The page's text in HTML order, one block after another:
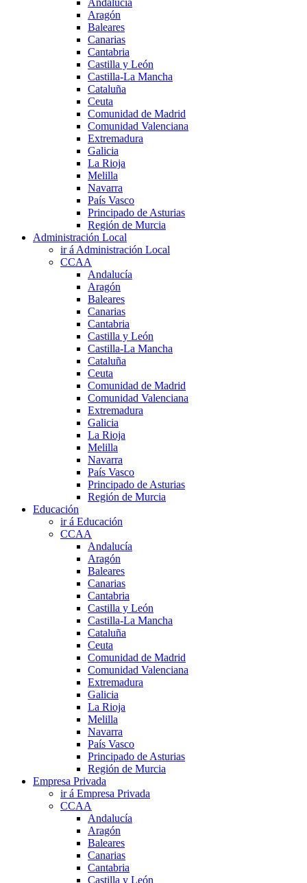
Aragón
Baleares
Canarias
Cantabria
Castilla y León
Castilla-La Mancha
Cataluña
Ceuta
Comunidad de Madrid
Comunidad Valenciana
Extremadura
Galicia
La Rioja
Melilla
Navarra
País Vasco
Principado de Asturias
Región de Murcia
Administración Local
ir á Administración Local
CCAA
Andalucía
Aragón
Baleares
Canarias
Cantabria
Castilla y León
Castilla-La Mancha
Cataluña
Ceuta
Comunidad de Madrid
Comunidad Valenciana
Extremadura
Galicia
La Rioja
Melilla
Navarra
País Vasco
Principado de Asturias
Región de Murcia
Educación
ir á Educación
CCAA
Andalucía
Aragón
Baleares
Canarias
Cantabria
Castilla y León
Castilla-La Mancha
Cataluña
Ceuta
Comunidad de Madrid
Comunidad Valenciana
Extremadura
Galicia
La Rioja
Melilla
Navarra
País Vasco
Principado de Asturias
Región de Murcia
Empresa Privada
ir á Empresa Privada
CCAA
Andalucía
Aragón
Baleares
Canarias
Cantabria
Castilla y León